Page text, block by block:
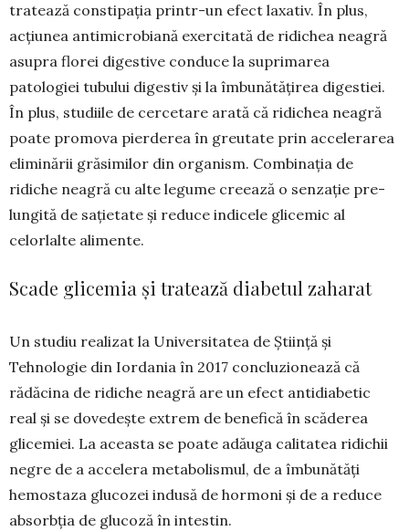
tratează constipația prin­tr-un efect laxativ. În plus,
acţiunea anti­microbiană exer­citată de ridichea neagră
asupra florei di­gestive conduce la supri­marea
patologiei tubului digestiv și la îmbunătățirea digestiei.
În plus, studiile de cercetare arată că ri­dichea neagră
poa­te promova pier­derea în greutate prin accelerarea
eliminării grăsimilor din organism. Combinația de
ridiche neagră cu alte legume creează o sen­zație pre­
lungită de sațietate și reduce indi­cele glicemic al
celorlalte alimente.
Scade glicemia și tratează diabetul zaharat
Un studiu realizat la Universi­tatea de Știință și
Tehnologie din Iordania în 2017 conclu­zionează că
rădăcina de ridiche neagră are un efect antidiabetic
real și se do­vedește extrem de benefică în scă­derea
glicemiei. La aceasta se poa­te adăuga cali­tatea ridichii
negre de a accelera metabolismul, de a îmbunătăți
hemostaza gluco­zei indusă de hormoni și de a reduce
absorbția de glucoză în intestin.